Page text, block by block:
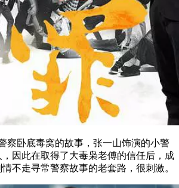
察卧底毒窝的故事，张一山饰演的小警
因此在取得了大毒枭老傅的信任后，成
不走寻常警察故事的老套路，很刺激。